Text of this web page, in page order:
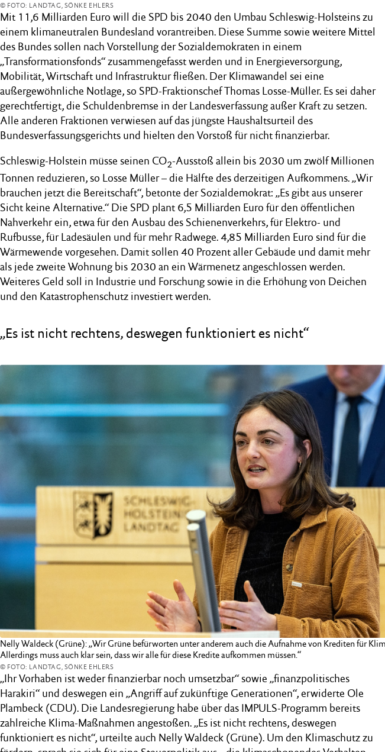
© FOTO: LANDTAG, SÖNKE EHLERS
Mit 11,6 Milliarden Euro will die SPD bis 2040 den Umbau Schleswig-Holsteins zu
einem klimaneutralen Bundesland vorantreiben. Diese Summe sowie weitere Mittel
des Bundes sollen nach Vorstellung der Sozialdemokraten in einem
„Transformationsfonds“ zusammengefasst werden und in Energieversorgung,
Mobilität, Wirtschaft und Infrastruktur fließen. Der Klimawandel sei eine
außergewöhnliche Notlage, so SPD-Fraktionschef Thomas Losse-Müller. Es sei daher
gerechtfertigt, die Schuldenbremse in der Landesverfassung außer Kraft zu setzen.
Alle anderen Fraktionen verwiesen auf das jüngste Haushaltsurteil des
Bundesverfassungsgerichts und hielten den Vorstoß für nicht finanzierbar.
Schleswig-Holstein müsse seinen CO2-Ausstoß allein bis 2030 um zwölf Millionen
Tonnen reduzieren, so Losse Müller – die Hälfte des derzeitigen Aufkommens. „Wir
brauchen jetzt die Bereitschaft“, betonte der Sozialdemokrat: „Es gibt aus unserer
Sicht keine Alternative.“ Die SPD plant 6,5 Milliarden Euro für den öffentlichen
Nahverkehr ein, etwa für den Ausbau des Schienenverkehrs, für Elektro- und
Rufbusse, für Ladesäulen und für mehr Radwege. 4,85 Milliarden Euro sind für die
Wärmewende vorgesehen. Damit sollen 40 Prozent aller Gebäude und damit mehr
als jede zweite Wohnung bis 2030 an ein Wärmenetz angeschlossen werden.
Weiteres Geld soll in Industrie und Forschung sowie in die Erhöhung von Deichen
und den Katastrophenschutz investiert werden.
„Es ist nicht rechtens, deswegen funktioniert es nicht“
Nelly Waldeck (Grüne): „Wir Grüne befürworten unter anderem auch die Aufnahme von Krediten für
Allerdings muss auch klar sein, dass wir alle für diese Kredite aufkommen müssen.“
© FOTO: LANDTAG, SÖNKE EHLERS
„Ihr Vorhaben ist weder finanzierbar noch umsetzbar“ sowie „finanzpolitisches
Harakiri“ und deswegen ein „Angriff auf zukünftige Generationen“, erwiderte Ole
Plambeck (CDU). Die Landesregierung habe über das IMPULS-Programm bereits
zahlreiche Klima-Maßnahmen angestoßen. „Es ist nicht rechtens, deswegen
funktioniert es nicht“, urteilte auch Nelly Waldeck (Grüne). Um den Klimaschutz zu